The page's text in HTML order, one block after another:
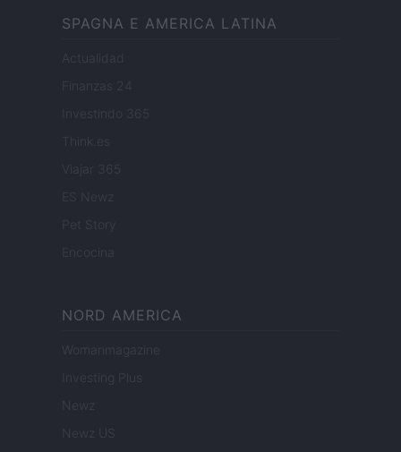
SPAGNA E AMERICA LATINA
Actualidad
Finanzas 24
Investindo 365
Think.es
Viajar 365
ES Newz
Encocina
NORD AMERICA
Womanmagazine
Investing Plus
Newz
Newz US